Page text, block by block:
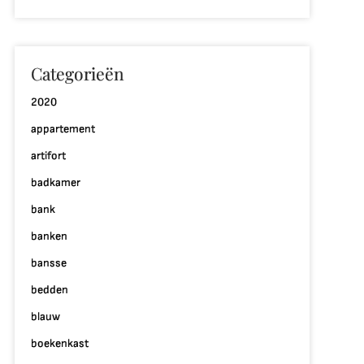
Categorieën
2020
appartement
artifort
badkamer
bank
banken
bansse
bedden
blauw
boekenkast